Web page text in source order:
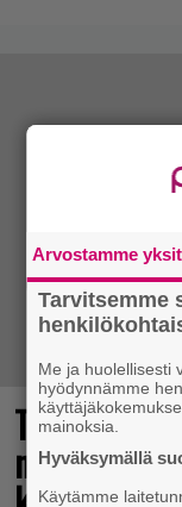
Tulevasta
näyttäisi
Arvostamme
Tarvitsemme
Me ja huolellisesti
hyödynnämme
mainoksia.
Hyväksymällä
Käytämme